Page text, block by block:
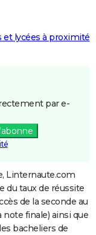
et lycées à proximité
par e-
Linternaute.com
du taux de réussite
de la seconde au
note finale) ainsi que
bacheliers de